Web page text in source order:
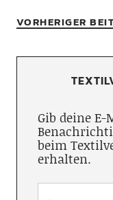
VORHERIGER
Gib deine
beim
erhalten.